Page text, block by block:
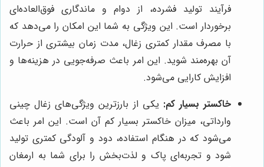
فرآیند تولید فشرده، از دوام و ماندگاری فوق‌العاده‌ای
برخوردار است. این ویژگی به شما این امکان را می‌دهد که
با مصرف مقدار کمتری زغال، مدت زمان بیشتری از حرارت
آن بهره‌مند شوید. این امر باعث صرفه‌جویی در هزینه‌ها و
افزایش کارایی می‌شود.
خاکستر بسیار کم: یکی از بارزترین ویژگی‌های زغال چینی
وارداتی، میزان خاکستر بسیار کم آن است. این امر باعث
می‌شود که در هنگام استفاده، دود و آلودگی کمتری تولید
شود و تجربه‌ای پاک و لذت‌بخش را برای شما به ارمغان